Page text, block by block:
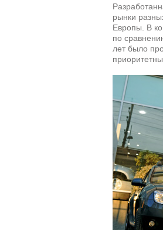
рынки
Европы. В
по
лет было